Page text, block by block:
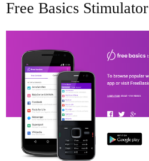
Free Basics Stimulator